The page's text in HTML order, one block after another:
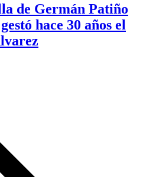
de Germán Patiño
hace 30 años el